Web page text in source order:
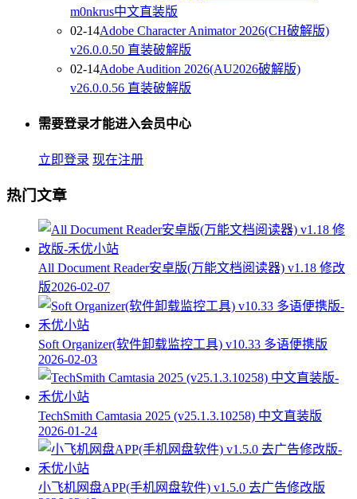
m0nkrus中文直装版
02-14Adobe Character Animator 2026(CH破解版)
v26.0.0.50 直装破解版
02-14Adobe Audition 2026(AU2026破解版)
v26.0.0.56 直装破解版
需要登录才能进入会员中心
立即登录 现在注册
热门文章
All Document Reader安卓版(万能文档阅读器) v1.18 修改
版2026-02-07
Soft Organizer(软件卸载监控工具) v10.33 多语便携版
2026-02-03
TechSmith Camtasia 2025 (v25.1.3.10258) 中文直装版
2026-01-24
小飞机网盘APP(手机网盘软件) v1.5.0 去广告修改版